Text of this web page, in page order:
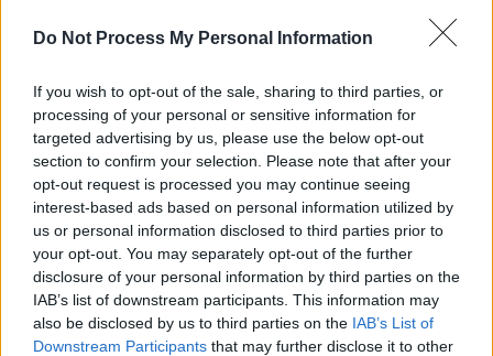
Do Not Process My Personal Information
If you wish to opt-out of the sale, sharing to third parties, or
processing of your personal or sensitive information for
targeted advertising by us, please use the below opt-out
section to confirm your selection. Please note that after your
opt-out request is processed you may continue seeing
interest-based ads based on personal information utilized by
us or personal information disclosed to third parties prior to
your opt-out. You may separately opt-out of the further
disclosure of your personal information by third parties on the
IAB’s list of downstream participants. This information may
also be disclosed by us to third parties on the IAB’s List of
Downstream Participants that may further disclose it to other
à prix cassé
16 février 2026